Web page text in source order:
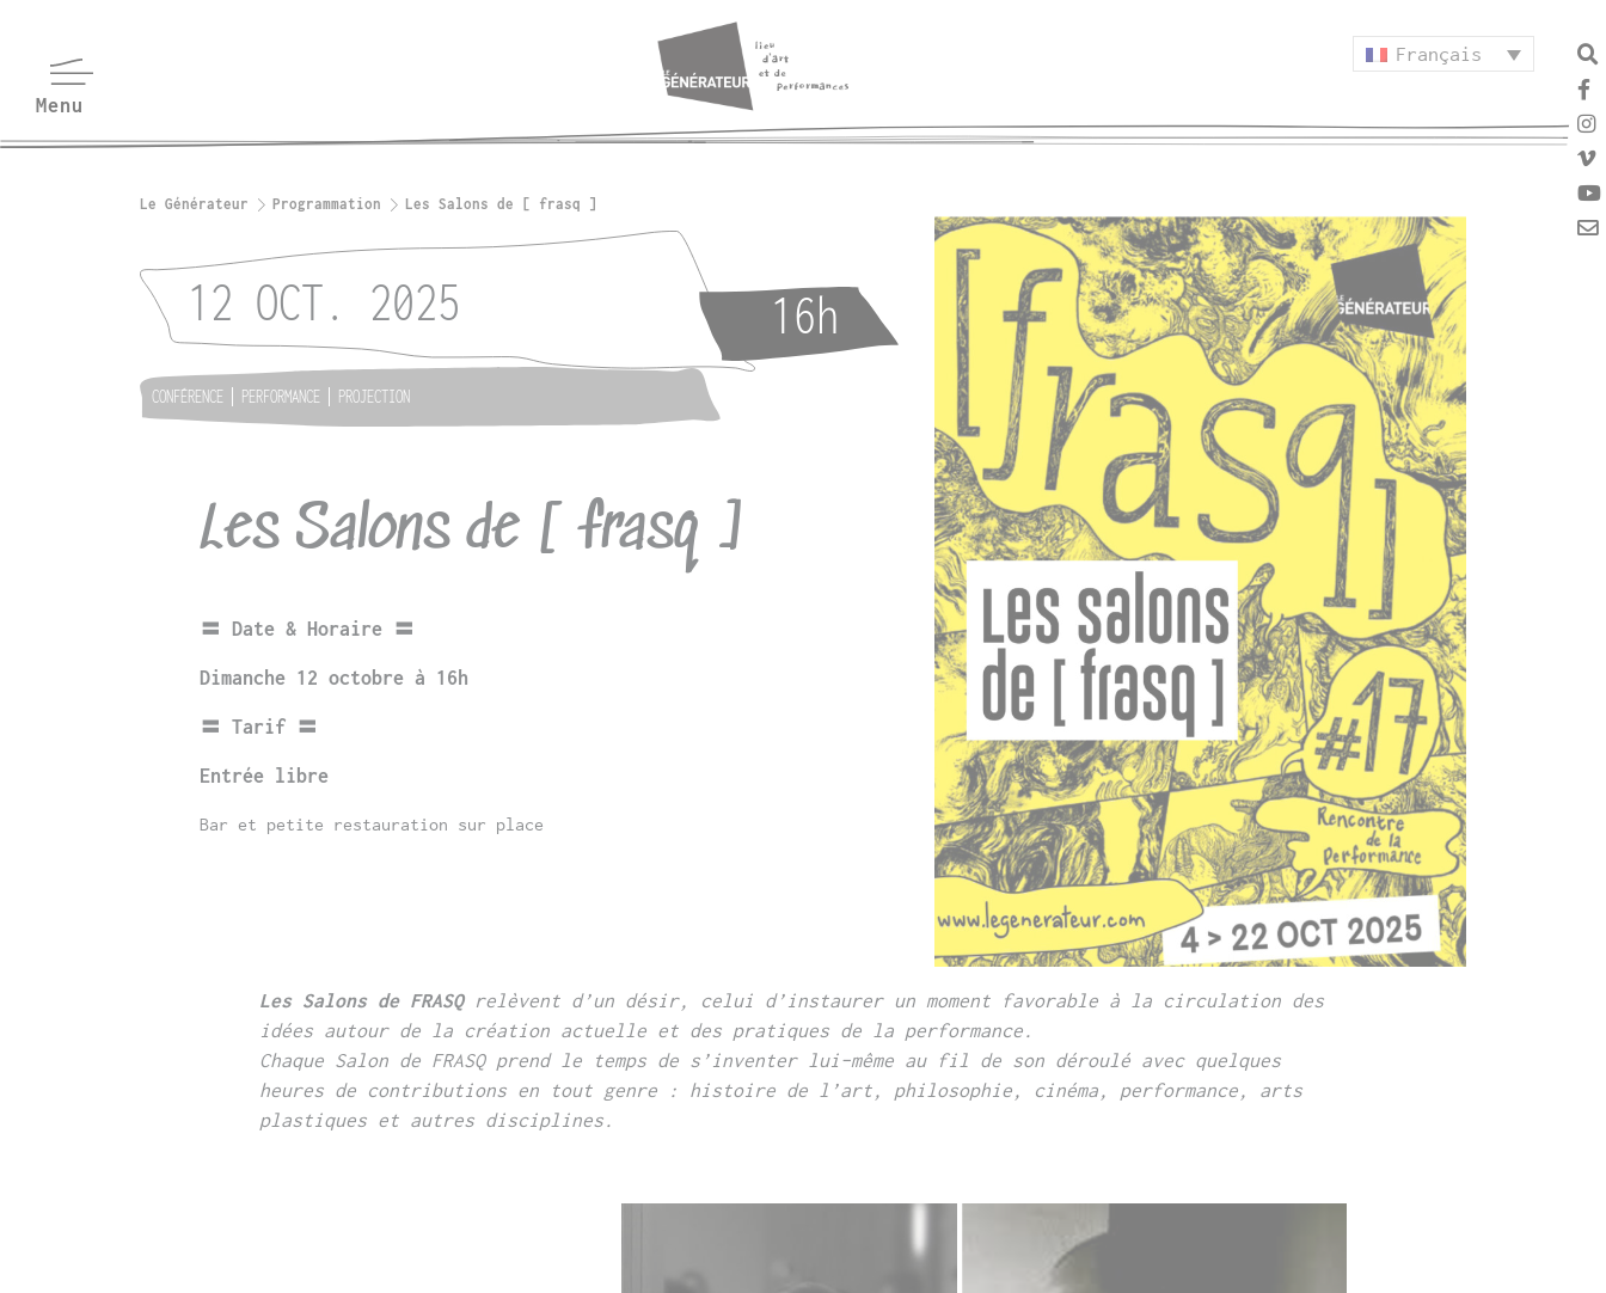
Français
Le Générateur Programmation Les Salons de [ frasq ]
12 OCT. 2025 16h
CONFÉRENCE PERFORMANCE PROJECTION
Les Salons de [ frasq ]
〓 Date & Horaire 〓
Dimanche 12 octobre à 16h
〓 Tarif 〓
Entrée libre
Bar et petite restauration sur place
Les Salons de FRASQrelèvent d’un désir, celui d’instaurer un moment
favorable à la circulation des
idées autour de la création actuelle et des pratiques de la performance.
Chaque Salon de FRASQ prend le temps de s’inventer lui-même au fil de son déroulé avec quelques
heures de contributions en tout genre : histoire de
l’art, philosophie, cinéma, performance, arts
plastiques et autres disciplines.